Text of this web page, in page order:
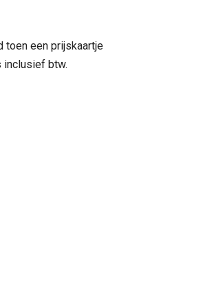
toen een prijskaartje
inclusief btw.